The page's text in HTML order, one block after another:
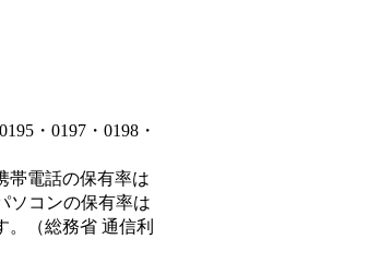
・0197・0198・
帯電話の保有率は
ソコンの保有率は
。（総務省 通信利